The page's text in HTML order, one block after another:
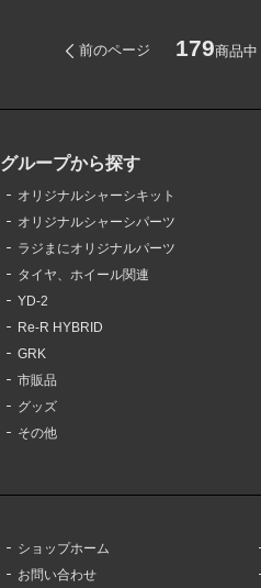
前のページ 179商品中
グループから探す
オリジナルシャーシキット
オリジナルシャーシパーツ
ラジまにオリジナルパーツ
タイヤ、ホイール関連
YD-2
Re-R HYBRID
GRK
市販品
グッズ
その他
ショップホーム
お問い合わせ